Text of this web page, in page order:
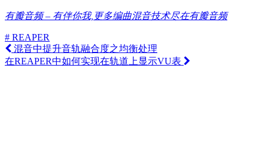
有瓣音频 – 有伴你我,更多编曲混音技术尽在有瓣音频
# REAPER
混音中提升音轨融合度之均衡处理
在REAPER中如何实现在轨道上显示VU表